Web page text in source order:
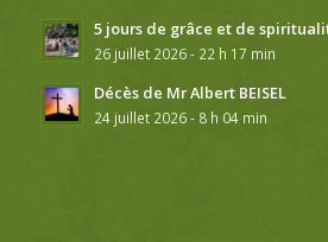
5 jours de grâce et de
26 juillet 2026 - 22 h 17 min
Décès de Mr Albert BEISEL
24 juillet 2026 - 8 h 04 min